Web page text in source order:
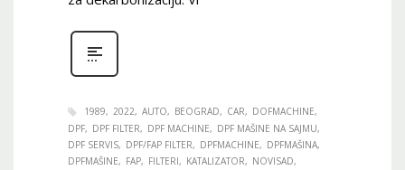
1989 2022 AUTO BEOGRAD CAR
DOFMACHINE
DPF
DPF FILTER DPF MACHINE
DPF MAŠINE NA SAJMU
DPF SERVIS
DPF/FAP FILTER DPFMACHINE
DPFMAŠINA
DPFMAŠINE
FAP FILTERI KATALIZATOR
NOVISAD